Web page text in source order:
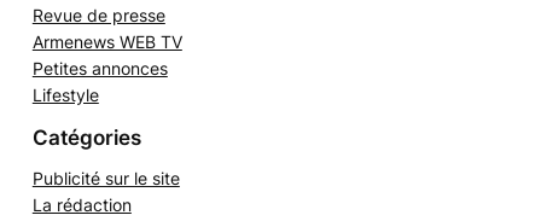
Opinion
Revue de presse
Armenews WEB TV
Petites annonces
Publicité sur le site